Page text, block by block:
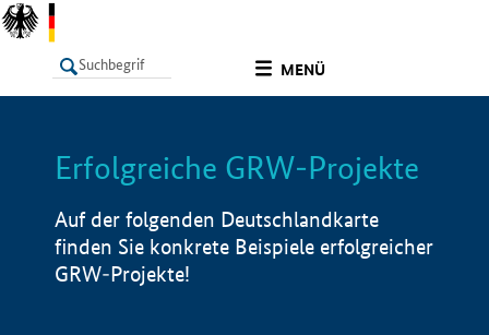
MENÜ
LISTE Info
Erfolgreiche GRW-Projekte
Auf der folgenden Deutschlandkarte
finden Sie konkrete Beispiele erfolgreicher
GRW-Projekte!